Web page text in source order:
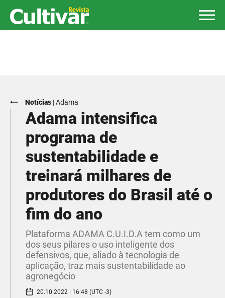
Notícias |Adama
Adama intensifica
programa de
sustentabilidade e
treinará milhares de
produtores do Brasil até o
fim do ano
Plataforma ADAMA C.U.I.D.A tem como um
dos seus pilares o uso inteligente dos
defensivos, que, aliado à tecnologia de
aplicação, traz mais sustentabilidade ao
agronegócio
20.10.2022 | 16:48 (UTC -3)